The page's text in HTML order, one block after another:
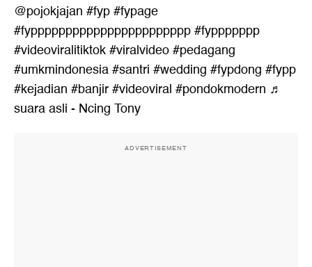
@pojokjajan #fyp#fypage
#fyppppppppppppppppppppppp#fyppppppp
#videoviralitiktok#viralvideo#pedagang
#umkmindonesia#santri #wedding #fypdong #fypp
#kejadian #banjir#videoviral #pondokmodern ♬
suara asli - Ncing Tony
ADVERTISEMENT